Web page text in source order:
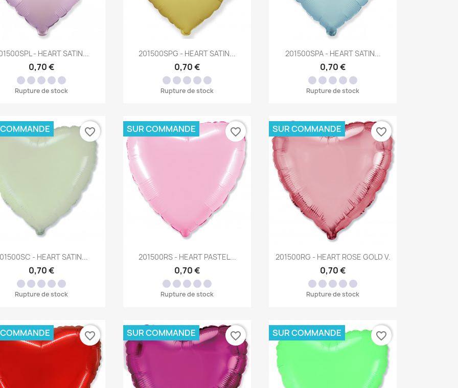
Aperçu rapide
- HEART SATIN...
0,70 €
Rupture de stock
Aperçu rapide
201500SPG - HEART SATIN...
0,70 €
Rupture de stock
Aperçu rapide
201500SPA - HEART SATIN...
0,70 €
Rupture de stock
Aperçu rapide
- HEART SATIN...
0,70 €
Rupture de stock
favorite_border
Aperçu rapide
201500RS - HEART PASTEL...
0,70 €
Rupture de stock
SUR COMMANDE favorite_border
Aperçu rapide
201500RG - HEART ROSE GOLD V.
0,70 €
Rupture de stock
SUR COMMANDE favorite_border
favorite_border SUR COMMANDE favorite_border SUR COMMANDE favorite_border